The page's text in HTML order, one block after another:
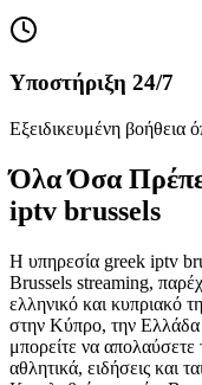
Υποστήριξη 24/7
Εξειδικευμένη βοήθεια
Όλα Όσα
iptv brussels
Η υπηρεσία greek iptv
Brussels streaming,
ελληνικό και κυπριακό
στην Κύπρο, την
μπορείτε να
αθλητικά, ειδήσεις και